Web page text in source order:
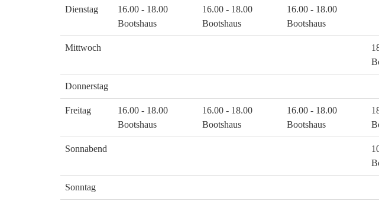
Dienstag
16.00 - 18.00
Bootshaus
16.00 - 18.00
Bootshaus
16.00 - 18.00
Bootshaus
Mittwoch
Donnerstag
Freitag
16.00 - 18.00
Bootshaus
16.00 - 18.00
Bootshaus
16.00 - 18.00
Bootshaus
Sonnabend
Sonntag